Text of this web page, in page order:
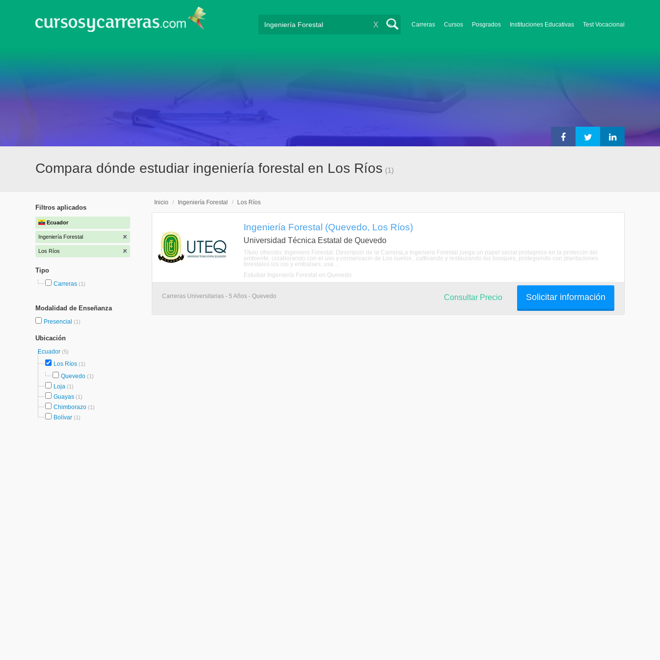
Carreras Cursos Posgrados Instituciones Educativas Test Vocacional
X
Compara dónde estudiar ingeniería forestal en Los Ríos (1)
Filtros aplicados
Ecuador
Ingeniería Forestal
Los Ríos
Tipo
Carreras (1)
Modalidad de Enseñanza
Presencial (1)
Ubicación
Ecuador (5)
Los Ríos (1)
Quevedo (1)
Loja (1)
Guayas (1)
Chimborazo (1)
Bolívar (1)
Inicio / Ingeniería Forestal / Los Ríos
Ingeniería Forestal (Quevedo, Los Ríos)
Universidad Técnica Estatal de Quevedo
Título ofrecido: Ingeniero Forestal. Descripcin de la CarreraLa Ingeniera Forestal juega un papel social protagnico en la proteccin del
ambiente, colaborando con el uso y conservacin de Los suelos , cultivando y restaurando los bosques, protegiendo con plantaciones
forestales los ros y embalses, usa ...
Estudiar Ingeniería Forestal en Quevedo
Carreras Universitarias - 5 Años - Quevedo Solicitar información
Consultar Precio